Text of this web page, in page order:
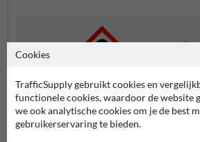
Cookies
TrafficSupply gebruikt cookies en
functionele cookies, waardoor de website
we ook analytische cookies om je de best
gebruikerservaring te bieden.